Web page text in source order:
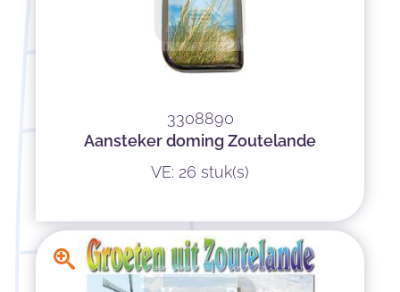
3308890
Aansteker doming Zoutelande
VE: 26 stuk(s)